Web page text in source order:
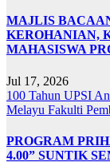
MAJLIS
KEROHANIAN,
MAHASISWA
Jul 17, 2026
100 Tahun UPSI
Melayu Fakulti
PROGRAM
4.00” SUNTIK